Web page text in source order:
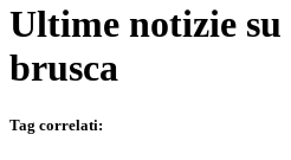
Ultime notizie su
brusca
Tag correlati: